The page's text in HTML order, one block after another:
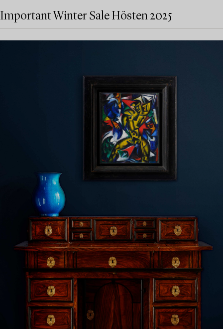
Important Winter Sale Hösten 2025